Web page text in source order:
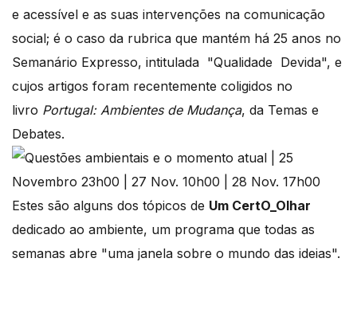
e acessível e as suas intervenções na comunicação
social; é o caso da rubrica que mantém há 25 anos no
Semanário Expresso, intitulada "Qualidade Devida", e
cujos artigos foram recentemente coligidos no
livro Portugal: Ambientes de Mudança, da Temas e
Debates.
Estes são alguns dos tópicos de Um CertO_Olhar
dedicado ao ambiente, um programa que todas as
semanas abre "uma janela sobre o mundo das ideias".